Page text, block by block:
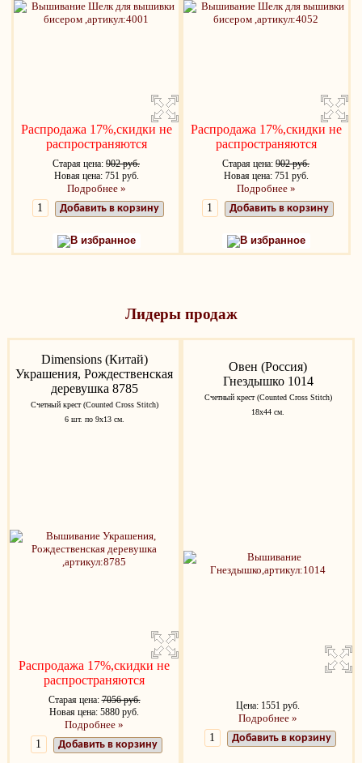
Распродажа 17%,скидки не
распространяются
Старая цена: 902 руб.
Новая цена: 751 руб.
Подробнее »
Добавить в корзину
В избранное
Распродажа 17%,скидки не
распространяются
Старая цена: 902 руб.
Новая цена: 751 руб.
Подробнее »
Добавить в корзину
В избранное
Лидеры продаж
Dimensions (Китай)
Украшения, Рождественская
деревушка 8785
Счетный крест (Counted Cross Stitch)
6 шт. по 9х13 см.
Распродажа 17%,скидки не
распространяются
Старая цена:7056 руб.
Новая цена: 5880 руб.
Подробнее »
Добавить в корзину
Овен (Россия)
Гнездышко 1014
Счетный крест (Counted Cross Stitch)
18х44 см.
Цена: 1551 руб.
Подробнее »
Добавить в корзину